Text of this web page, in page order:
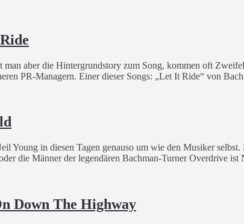
aber die Hintergrundstory zum Song, kommen oft
PR-Managern. Einer dieser Songs: „Let It Ride“ von
Young in diesen Tagen genauso um wie den Musiker
die Männer der legendären Bachman-Turner Overdrive
Down The Highway